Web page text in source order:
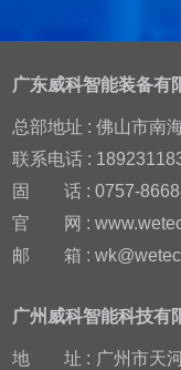
广东威科智能装备有
总部地址 : 佛山市南
联系电话 :
固
话 : 0757-
官
网 :
邮
箱 :
广州威科智能科技有
地 址 : 广州市天